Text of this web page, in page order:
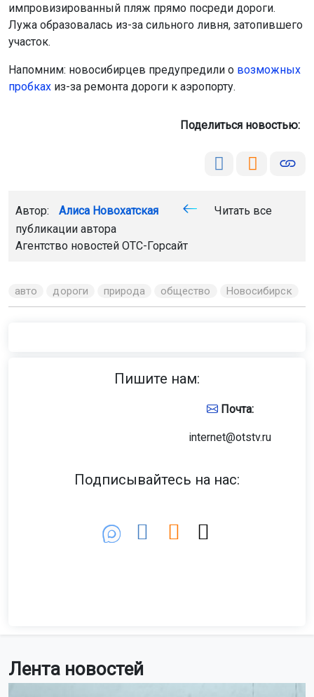
Лента новостей
импровизированный пляж прямо посреди дороги.
Лужа образовалась из-за сильного ливня, затопившего
участок.
Напомним: новосибирцев предупредили о возможных
пробках из-за ремонта дороги к аэропорту.
Поделиться новостью:
Автор: Алиса Новохатская
Читать все
публикации автора
Агентство новостей ОТС-Горсайт
авто дороги природа общество Новосибирск
Пишите нам:
Почта:
internet@otstv.ru
Подписывайтесь на нас: